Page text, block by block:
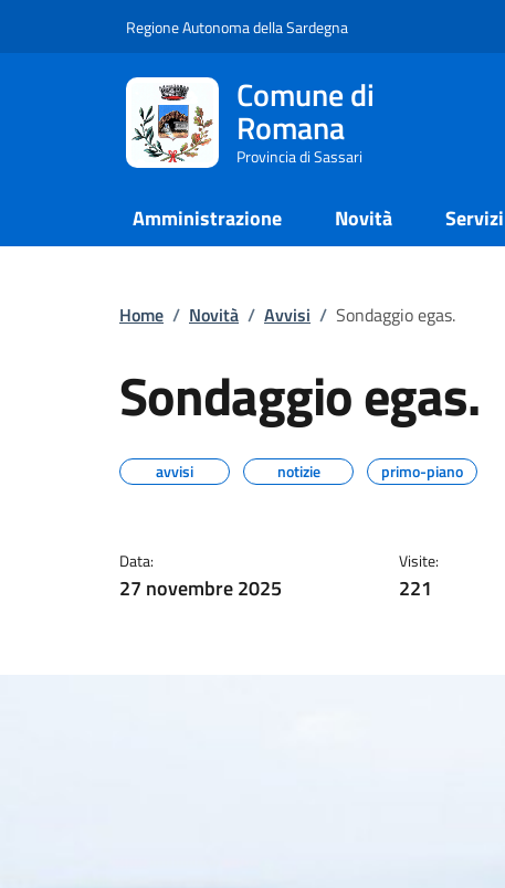
Regione Autonoma della Sardegna
Comune di
Romana
Provincia di Sassari
Amministrazione Novità Servizi
Home / Novità / Avvisi / Sondaggio egas.
Sondaggio egas.
avvisi notizie primo-piano
Data:
27 novembre 2025
Visite:
221